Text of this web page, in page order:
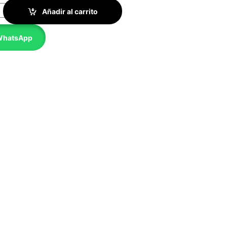
Completo quantity
Añadir al carrito